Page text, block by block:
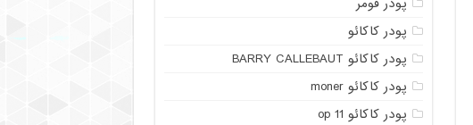
پودر کاکائو
پودر کاکائو BARRY CALLEBAUT
پودر کاکائو moner
پودر کاکائو op 11